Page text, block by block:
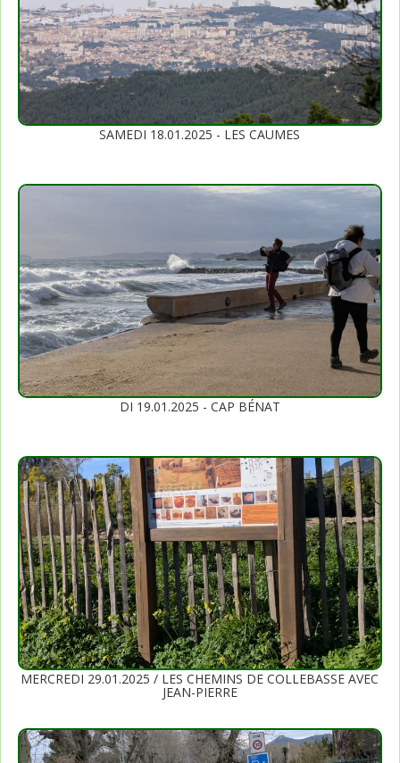
SAMEDI 18.01.2025 - LES CAUMES
DI 19.01.2025 - CAP BÉNAT
MERCREDI 29.01.2025 / LES CHEMINS DE COLLEBASSE AVEC
JEAN-PIERRE